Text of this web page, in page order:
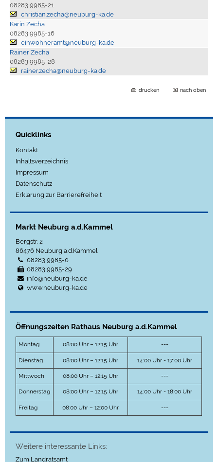
08283 9985-21
christian.zecha@neuburg-ka.de
Karin Zecha
08283 9985-16
einwohneramt@neuburg-ka.de
Rainer Zecha
08283 9985-28
rainer.zecha@neuburg-ka.de
drucken nach oben
Quicklinks
Kontakt
Inhaltsverzeichnis
Impressum
Datenschutz
Erklärung zur Barrierefreiheit
Markt Neuburg a.d.Kammel
Bergstr. 2
86476 Neuburg a.d.Kammel
08283 9985-0
08283 9985-29
info@neuburg-ka.de
www.neuburg-ka.de
Öffnungszeiten Rathaus Neuburg a.d.Kammel
Montag 08:00 Uhr – 12:15 Uhr ---
Dienstag 08:00 Uhr – 12:15 Uhr 14:00 Uhr - 17:00 Uhr
Mittwoch 08:00 Uhr – 12:15 Uhr ---
Donnerstag 08:00 Uhr – 12:15 Uhr 14:00 Uhr - 18:00 Uhr
Freitag 08:00 Uhr – 12:00 Uhr ---
Weitere interessante Links:
Zum Landratsamt